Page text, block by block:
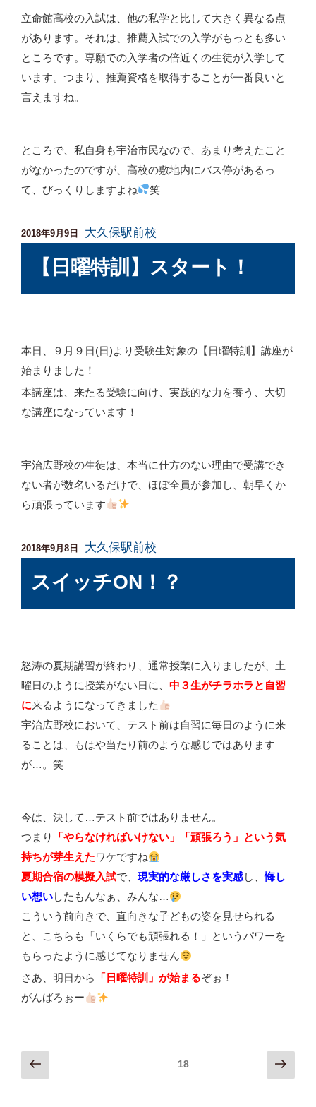
立命館高校の入試は、他の私学と比して大きく異なる点
があります。それは、推薦入試での入学がもっとも多い
ところです。専願での入学者の倍近くの生徒が入学して
います。つまり、推薦資格を取得することが一番良いと
言えますね。
ところで、私自身も宇治市民なので、あまり考えたこと
がなかったのですが、高校の敷地内にバス停があるっ
て、びっくりしますよね
笑
投
2018年9月9日 大久保駅前校
【日曜特訓】スタート！
本日、９月９日(日)より受験生対象の【日曜特訓】講座が
始まりました！
本講座は、来たる受験に向け、実践的な力を養う、大切
な講座になっています！
宇治広野校の生徒は、本当に仕方のない理由で受講でき
ない者が数名いるだけで、ほぼ全員が参加し、朝早くか
ら頑張っています
投
2018年9月8日 大久保駅前校
スイッチON！？
怒涛の夏期講習が終わり、通常授業に入りましたが、土
曜日のように授業がない日に、 中３生がチラホラと自習
に来るようになってきました
宇治広野校において、テスト前は自習に毎日のように来
ることは、もはや当たり前のような感じではあります
が…。笑
今は、決して…テスト前ではありません。
つまり
「やらなければいけない」「頑張ろう」という気
持ちが芽生えたワケですね
夏期合宿の模擬入試で、 現実的な厳しさを実感し、悔し
い想いしたもんなぁ、みんな…
こういう前向きで、直向きな子どもの姿を見せられる
と、こちらも「いくらでも頑張れる！」というパワーを
もらったように感じてなりません
さあ、明日から
「日曜特訓」が始まるぞぉ！
がんばろぉー
前
の
18
次
の